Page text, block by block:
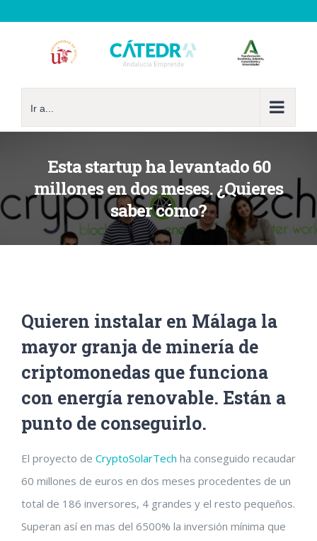
Ir a...
Esta startup ha levantado 60
millones en dos meses. ¿Quieres
saber cómo?
Quieren instalar en Málaga la
mayor granja de minería de
criptomonedas que funciona
con energía renovable. Están a
punto de conseguirlo.
El proyecto de CryptoSolarTech ha conseguido recaudar
60 millones de euros en dos meses procedentes de un
total de 186 inversores, 4 grandes y el resto pequeños.
Superan así en mas del 6500% la inversión mínima que